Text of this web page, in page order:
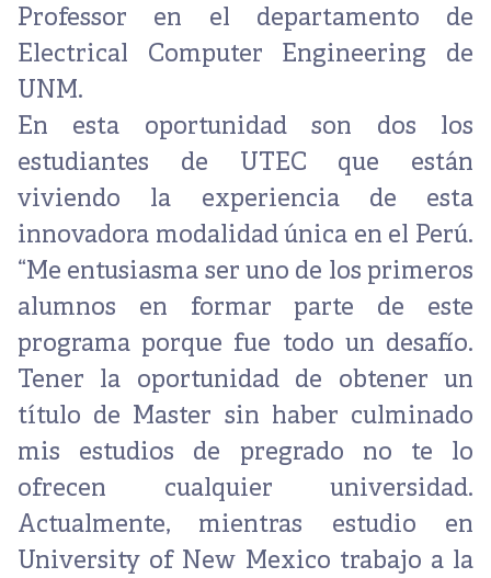
Professor en el departamento de
Electrical Computer Engineering de
UNM.
En esta oportunidad son dos los
estudiantes de UTEC que están
viviendo la experiencia de esta
innovadora modalidad única en el Perú.
“Me entusiasma ser uno de los primeros
alumnos en formar parte de este
programa porque fue todo un desafío.
Tener la oportunidad de obtener un
título de Master sin haber culminado
mis estudios de pregrado no te lo
ofrecen cualquier universidad.
Actualmente, mientras estudio en
University of New Mexico trabajo a la